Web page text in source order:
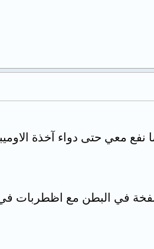
في البطن مع اظطربات